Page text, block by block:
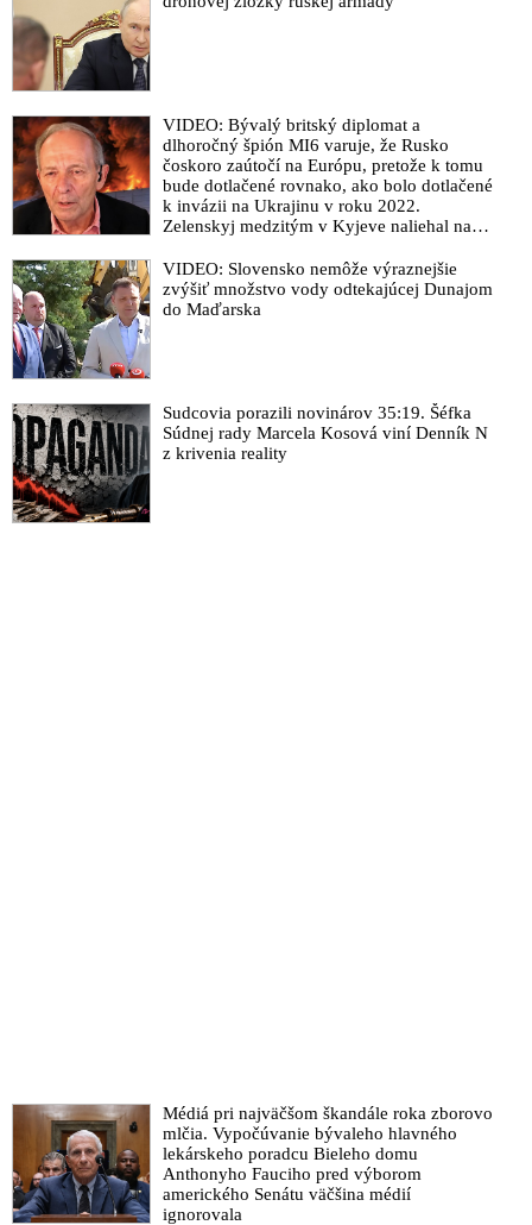
VIDEO: Bývalý britský diplomat a
dlhoročný špión MI6 varuje, že Rusko
čoskoro zaútočí na Európu, pretože k tomu
bude dotlačené rovnako, ako bolo dotlačené
k invázii na Ukrajinu v roku 2022.
Zelenskyj medzitým v Kyjeve naliehal na
zháňali energie pre Ukrajinu na zimu. Putin
vraj bude mobilizovať a vojna sa do zimy
pravdepodobne neskončí
VIDEO: Slovensko nemôže výraznejšie
zvýšiť množstvo vody odtekajúcej Dunajom
do Maďarska
Sudcovia porazili novinárov 35:19. Šéfka
Súdnej rady Marcela Kosová viní Denník N
z krivenia reality
Médiá pri najväčšom škandále roka zborovo
mlčia. Vypočúvanie bývaleho hlavného
lekárskeho poradcu Bieleho domu
Anthonyho Fauciho pred výborom
amerického Senátu väčšina médií
ignorovala